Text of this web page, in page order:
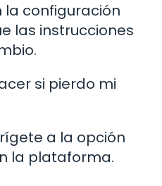
la configuración
las instrucciones
si pierdo mi
a la opción
la plataforma.